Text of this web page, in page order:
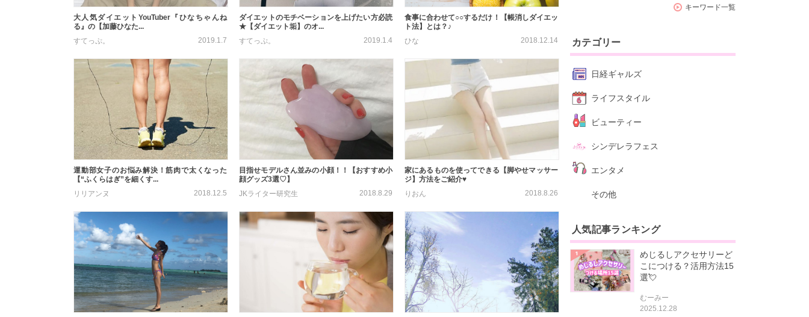
大人気ダイエットYouTuber『ひなちゃんね
る』の【加藤ひなた...
すてっぷ。
2019.1.7
ダイエットのモチベーションを上げたい方必読
★【ダイエット垢】のオ...
すてっぷ。
2019.1.4
食事に合わせて○○するだけ！【帳消しダイエッ
ト法】とは？♪
ひな
2018.12.14
運動部女子のお悩み解決！筋肉で太くなった
【“ふくらはぎ”を細くす...
リリアンヌ
2018.12.5
目指せモデルさん並みの小顔！！【おすすめ小
顔グッズ3選♡】
JKライター研究生
2018.8.29
家にあるものを使ってできる【脚やせマッサー
ジ】方法をご紹介♥
りおん
2018.8.26
キーワード一覧
カテゴリー
日経ギャルズ
ライフスタイル
ビューティー
シンデレラフェス
エンタメ
その他
人気記事ランキング
めじるしアクセサリーど
こにつける？活用方法15
選💘
むーみー
2025.12.28